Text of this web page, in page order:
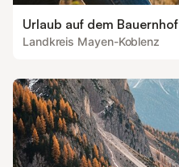
Urlaub auf dem Bauernhof
Landkreis Mayen-Koblenz